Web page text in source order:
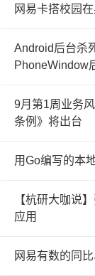
网易卡搭校园
Android后台杀
PhoneWindow
9月第1周业务
条例》将出台
用Go编写的本
【杭研大咖说
应用
网易有数的同